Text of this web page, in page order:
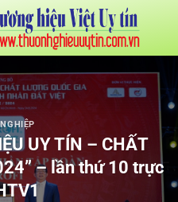
UY TÍN – CHẤT
– lần thứ 10 trực